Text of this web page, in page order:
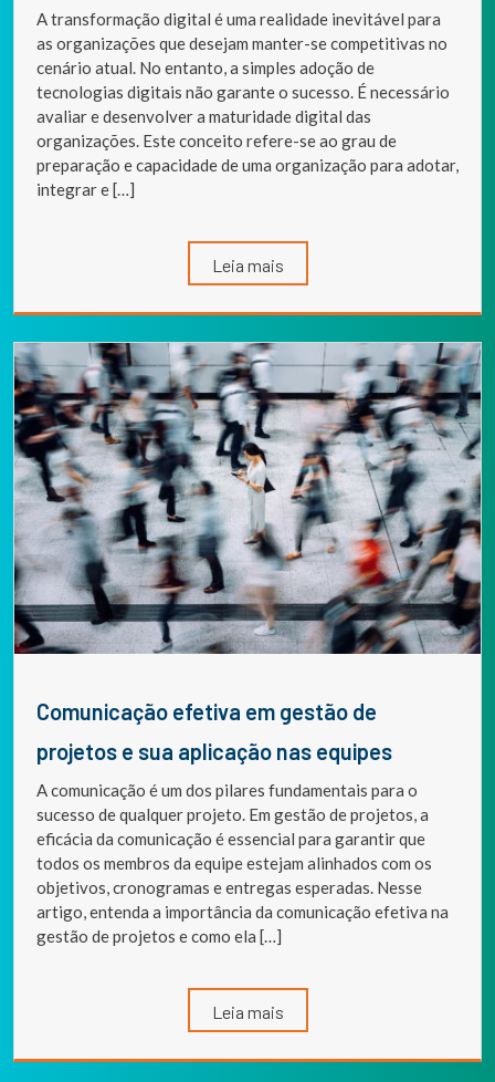
A transformação digital é uma realidade inevitável para
as organizações que desejam manter-se competitivas no
cenário atual. No entanto, a simples adoção de
tecnologias digitais não garante o sucesso. É necessário
avaliar e desenvolver a maturidade digital das
organizações. Este conceito refere-se ao grau de
preparação e capacidade de uma organização para adotar,
integrar e […]
Leia mais
Comunicação efetiva em gestão de
projetos e sua aplicação nas equipes
A comunicação é um dos pilares fundamentais para o
sucesso de qualquer projeto. Em gestão de projetos, a
eficácia da comunicação é essencial para garantir que
todos os membros da equipe estejam alinhados com os
objetivos, cronogramas e entregas esperadas. Nesse
artigo, entenda a importância da comunicação efetiva na
gestão de projetos e como ela […]
Leia mais